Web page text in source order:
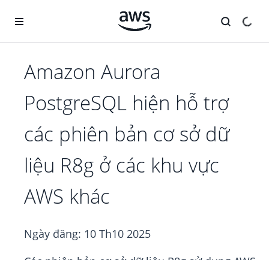
Amazon Aurora
PostgreSQL hiện hỗ trợ
các phiên bản cơ sở dữ
liệu R8g ở các khu vực
AWS khác
Ngày đăng: 10 Th10 2025